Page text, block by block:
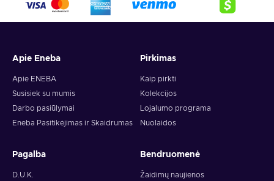
5. Enter your wallet address and click on redeem,
Note: You can choose one currency at a time and can only
redeem your whole voucher at once. Once you’ve done that,
you should give it up to 30 minutes for your cryptocurrency
Apie Eneba
Apie ENEBA
Susisiek su mumis
Darbo pasiūlymai
Eneba Pasitikėjimas ir Skaidrumas
Pirkimas
Kaip pirkti
Kolekcijos
Lojalumo programa
Nuolaidos
Pagalba
D.U.K.
Bendruomenė
Žaidimų naujienos